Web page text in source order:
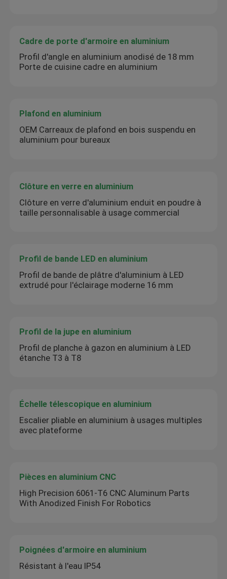
Cadre de porte d'armoire en aluminium
Profil d'angle en aluminium anodisé de 18 mm
Porte de cuisine cadre en aluminium
Plafond en aluminium
OEM Carreaux de plafond en bois suspendu en
aluminium pour bureaux
Clôture en verre en aluminium
Clôture en verre d'aluminium enduit en poudre à
taille personnalisable à usage commercial
Profil de bande LED en aluminium
Profil de bande de plâtre d'aluminium à LED
extrudé pour l'éclairage moderne 16 mm
Profil de la jupe en aluminium
Profil de planche à gazon en aluminium à LED
étanche T3 à T8
Échelle télescopique en aluminium
Escalier pliable en aluminium à usages multiples
avec plateforme
Pièces en aluminium CNC
High Precision 6061-T6 CNC Aluminum Parts
With Anodized Finish For Robotics
Poignées d'armoire en aluminium
Résistant à l'eau IP54